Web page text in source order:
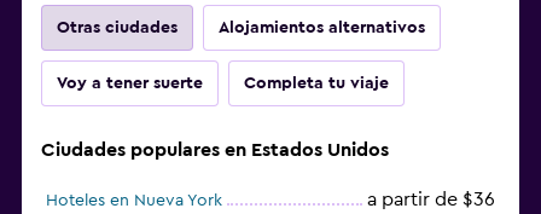
Otras ciudades Alojamientos alternativos
Voy a tener suerte Completa tu viaje
Ciudades populares en Estados Unidos
Hoteles en Nueva York a partir de $36